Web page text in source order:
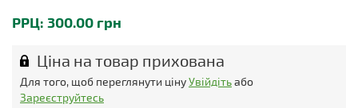
РРЦ: 300.00 грн
Ціна на товар прихована
Для того, щоб переглянути цінуУвійдітьабо
Зареєструйтесь